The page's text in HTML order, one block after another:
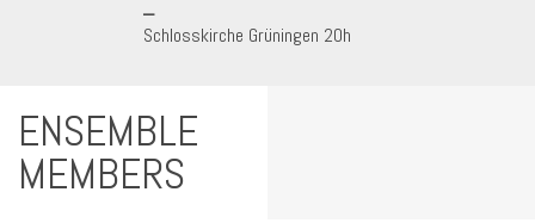
Schlosskirche Grüningen 20h
ENSEMBLE
MEMBERS